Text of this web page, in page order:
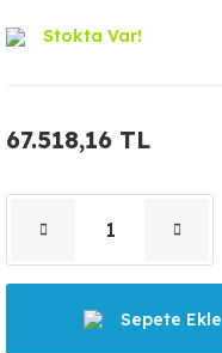
Stokta Var!
67.518,16 TL
Sepete Ekle